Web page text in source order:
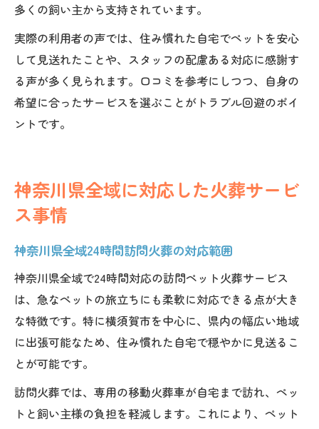
多くの飼い主から支持されています。
実際の利用者の声では、住み慣れた自宅でペットを安心
して見送れたことや、スタッフの配慮ある対応に感謝す
る声が多く見られます。口コミを参考にしつつ、自身の
希望に合ったサービスを選ぶことがトラブル回避のポイ
ントです。
神奈川県全域に対応した火葬サービ
ス事情
神奈川県全域24時間訪問火葬の対応範囲
神奈川県全域で24時間対応の訪問ペット火葬サービス
は、急なペットの旅立ちにも柔軟に対応できる点が大き
な特徴です。特に横須賀市を中心に、県内の幅広い地域
に出張可能なため、住み慣れた自宅で穏やかに見送るこ
とが可能です。
訪問火葬では、専用の移動火葬車が自宅まで訪れ、ペッ
トと飼い主様の負担を軽減します。これにより、ペット